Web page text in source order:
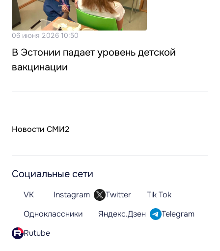
06 июня 2026 10:50
В Эстонии падает уровень детской
вакцинации
Новости СМИ2
Социальные сети
VK Instagram Twitter
Tik Tok
Одноклассники
Яндекс.Дзен
Telegram
Rutube